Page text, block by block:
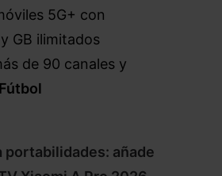
5G+ con
GB ilimitados
de 90 canales y
portabilidades: añade